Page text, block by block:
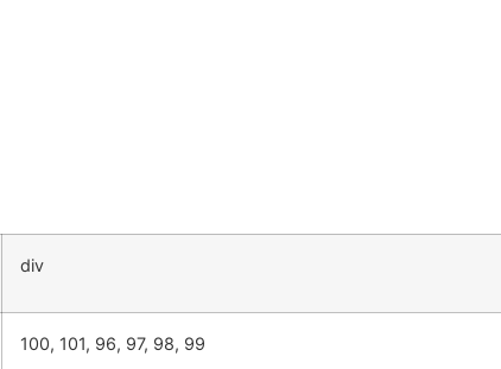
div
100, 101, 96, 97, 98, 99